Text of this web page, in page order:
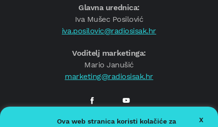
Glavna urednica:
Iva Mušec Posilović
iva.posilovic@radiosisak.hr
Voditelj marketinga:
Mario Janušić
marketing@radiosisak.hr
© 2026.Radio Sisak
Ova web stranica koristi kolačiće za X